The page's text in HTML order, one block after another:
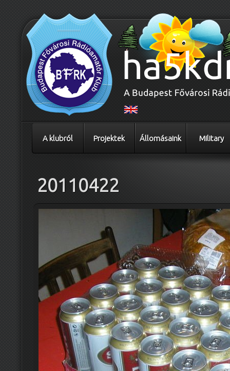
A klubról Projektek Állomásaink Military
20110422